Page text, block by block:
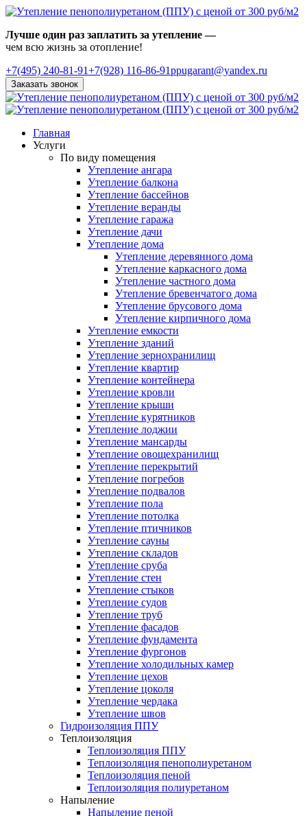
Лучше один раз заплатить за утепление —
чем всю жизнь за отопление!
+7(495) 240-81-91+7(928) 116-86-91ppugarant@yandex.ru
Заказать звонок
Главная
Услуги
По виду помещения
Утепление ангара
Утепление балкона
Утепление бассейнов
Утепление веранды
Утепление гаража
Утепление дачи
Утепление дома
Утепление деревянного дома
Утепление каркасного дома
Утепление частного дома
Утепление бревенчатого дома
Утепление брусового дома
Утепление кирпичного дома
Утепление емкости
Утепление зданий
Утепление зернохранилищ
Утепление квартир
Утепление контейнера
Утепление кровли
Утепление крыши
Утепление курятников
Утепление лоджии
Утепление мансарды
Утепление овощехранилищ
Утепление перекрытий
Утепление погребов
Утепление подвалов
Утепление пола
Утепление потолка
Утепление птичников
Утепление сауны
Утепление складов
Утепление сруба
Утепление стен
Утепление стыков
Утепление судов
Утепление труб
Утепление фасадов
Утепление фундамента
Утепление фургонов
Утепление холодильных камер
Утепление цехов
Утепление цоколя
Утепление чердака
Утепление швов
Гидроизоляция ППУ
Теплоизоляция
Теплоизоляция ППУ
Теплоизоляция пенополиуретаном
Теплоизоляция пеной
Теплоизоляция полиуретаном
Напыление
Напыление пеной